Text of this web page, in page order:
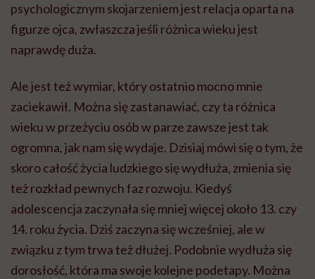
psychologicznym skojarzeniem jest relacja oparta na
figurze ojca, zwłaszcza jeśli różnica wieku jest
naprawdę duża.
Ale jest też wymiar, który ostatnio mocno mnie
zaciekawił. Można się zastanawiać, czy ta różnica
wieku w przeżyciu osób w parze zawsze jest tak
ogromna, jak nam się wydaje. Dzisiaj mówi się o tym, że
skoro całość życia ludzkiego się wydłuża, zmienia się
też rozkład pewnych faz rozwoju. Kiedyś
adolescencja zaczynała się mniej więcej około 13. czy
14. roku życia. Dziś zaczyna się wcześniej, ale w
związku z tym trwa też dłużej. Podobnie wydłuża się
dorosłość, która ma swoje kolejne podetapy. Można